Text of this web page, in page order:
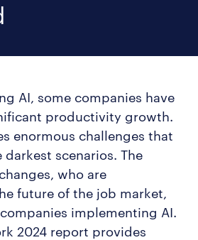
AI, some companies have
productivity growth.
enormous challenges that
scenarios. The
who are
future of the job market,
implementing AI.
2024 report provides